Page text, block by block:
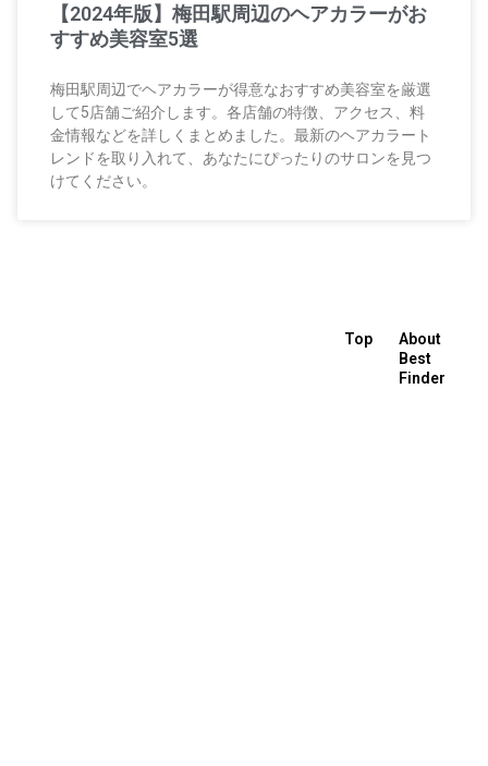
【2024年版】梅田駅周辺のヘアカラーがお
すすめ美容室5選
梅田駅周辺でヘアカラーが得意なおすすめ美容室を厳選
して5店舗ご紹介します。各店舗の特徴、アクセス、料
金情報などを詳しくまとめました。最新のヘアカラート
レンドを取り入れて、あなたにぴったりのサロンを見つ
けてください。
Top
About
Best
Finder